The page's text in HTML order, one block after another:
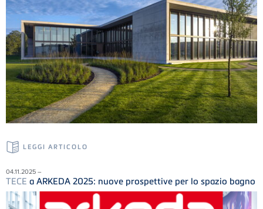
LEGGI ARTICOLO
04.11.2025 –
TECE a ARKEDA 2025: nuove prospettive per lo spazio bagno